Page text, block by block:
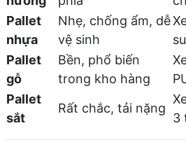
Pallet
nhựa
Nhẹ, chống ẩm, dễ
vệ sinh
su
Pallet
gỗ
Bền, phổ biến
trong kho hàng
Pallet
sắt
Rất chắc, tải nặng
3